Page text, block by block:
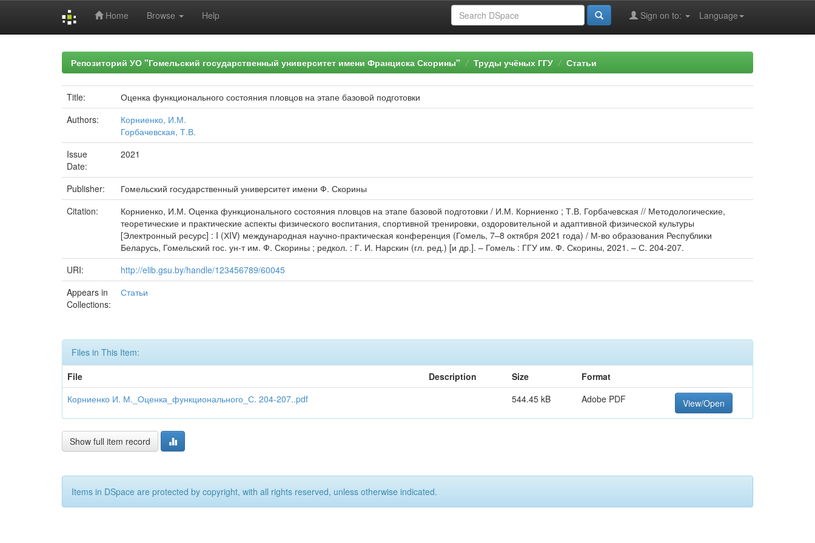
Home Browse Help Language
Sign on to:
Репозиторий УО "Гомельский государственный университет имени Франциска Скорины" Труды учёных ГГУ Статьи
Title:
Оценка функционального состояния пловцов на этапе базовой подготовки
Authors:
Корниенко, И.М.
Горбачевская, Т.В.
Issue
Date:
2021
Publisher:
Гомельский государственный университет имени Ф. Скорины
Citation:
Корниенко, И.М. Оценка функционального состояния пловцов на этапе базовой подготовки / И.М. Корниенко ; Т.В. Горбачевская // Методологические,
теоретические и практические аспекты физического воспитания, спортивной тренировки, оздоровительной и адаптивной физической культуры
[Электронный ресурс] : I (ХIV) международная научно-практическая конференция (Гомель, 7–8 октября 2021 года) / М-во образования Республики
Беларусь, Гомельский гос. ун-т им. Ф. Скорины ; редкол. : Г. И. Нарскин (гл. ред.) [и др.]. – Гомель : ГГУ им. Ф. Скорины, 2021. – С. 204-207.
URI:
http://elib.gsu.by/handle/123456789/60045
Appears in
Collections:
Статьи
Files in This Item:
File
Description Size
Format
Корниенко И. М._Оценка_функционального_С. 204-207..pdf
544.45 kB Adobe PDF View/Open
Show full item record
Items in DSpace are protected by copyright, with all rights reserved, unless otherwise indicated.